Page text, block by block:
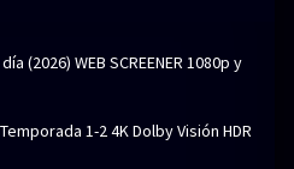
(2026) WEB SCREENER 1080p y
1-2 4K Dolby Visión HDR